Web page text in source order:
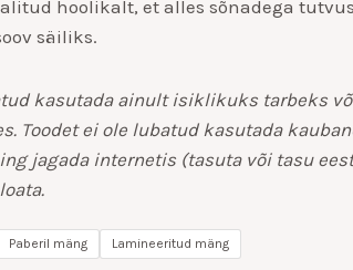
hoolikalt, et alles sõnadega
säiliks.
kasutada ainult isiklikuks tarbeks
Toodet ei ole lubatud kasutada
jagada internetis (tasuta või tasu
Paberil mäng Lamineeritud mäng